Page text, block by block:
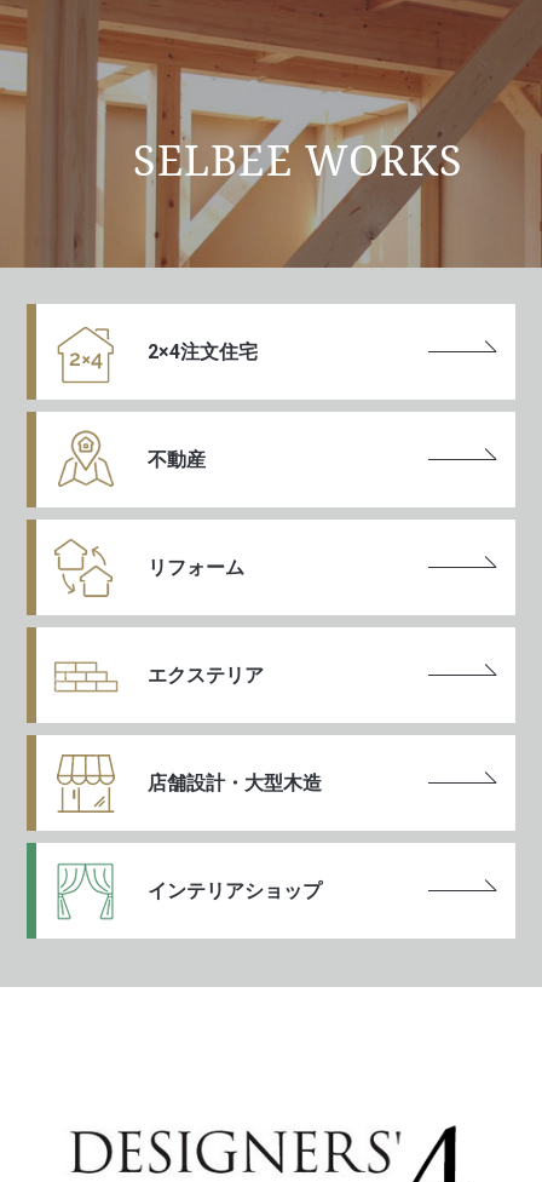
SELBEE WORKS
2×4注文住宅
不動産
リフォーム
エクステリア
店舗設計・大型木造
インテリアショップ